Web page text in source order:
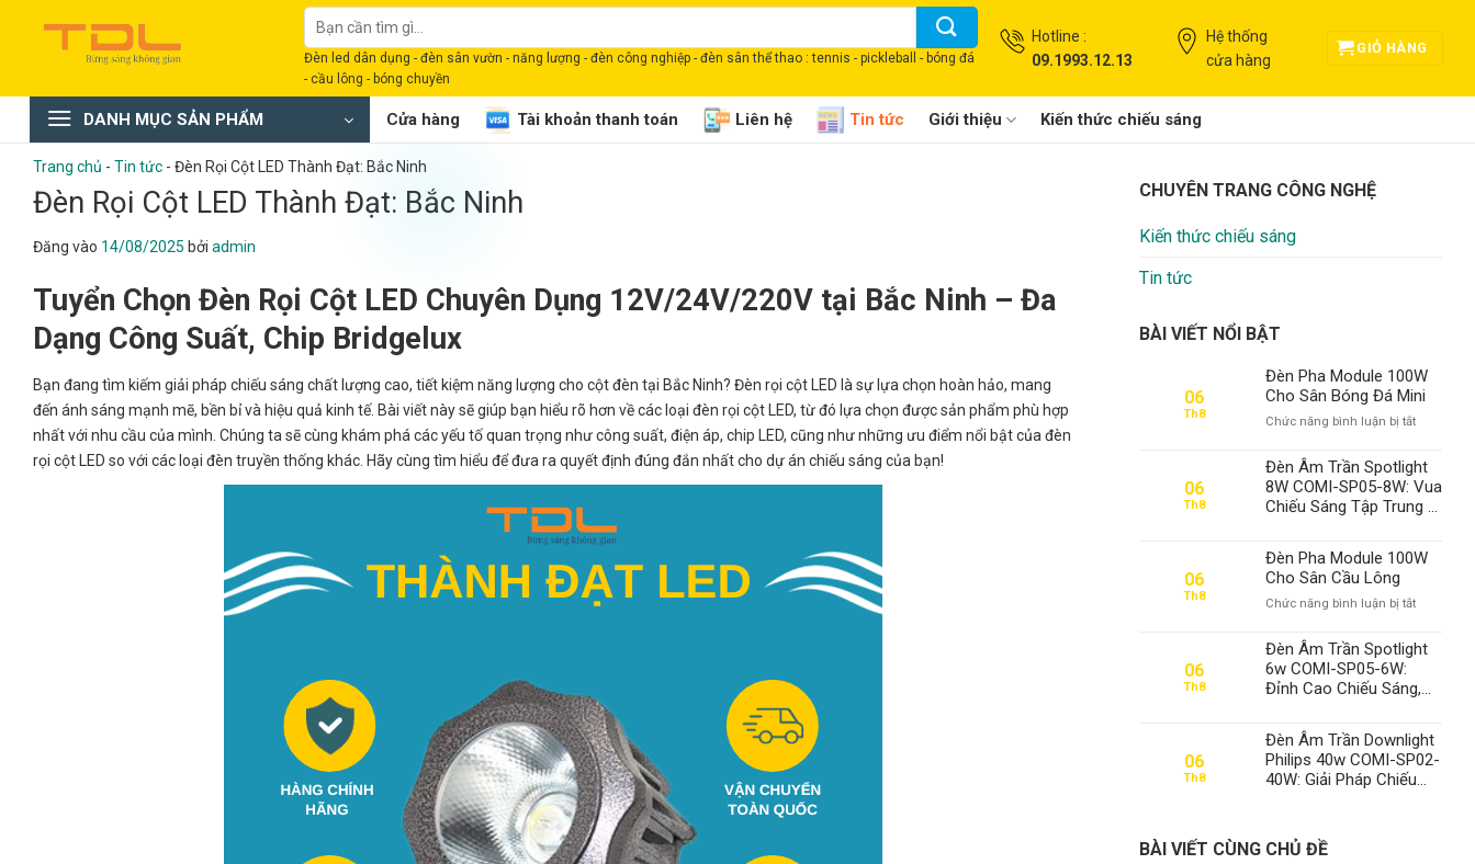
dung
Tìm
kiếm:
Đèn led dân dụng - đèn sân vườn - năng lượng - đèn công nghiệp - đèn sân thể thao : tennis - pickleball - bóng đá
- cầu lông - bóng chuyền
Hotline :
09.1993.12.13
Hệ thống
cửa hàng
GIỎ HÀNG
DANH MỤC SẢN PHẨM Cửa hàng Tài khoản thanh toán Liên hệ Tin tức Giới thiệu Kiến thức chiếu sáng
Trang chủ - Tin tức - Đèn Rọi Cột LED Thành Đạt: Bắc Ninh
Đèn Rọi Cột LED Thành Đạt: Bắc Ninh
Đăng vào 14/08/2025 bởi admin
Tuyển Chọn Đèn Rọi Cột LED Chuyên Dụng 12V/24V/220V tại Bắc Ninh – Đa
Dạng Công Suất, Chip Bridgelux
Bạn đang tìm kiếm giải pháp chiếu sáng chất lượng cao, tiết kiệm năng lượng cho cột đèn tại Bắc Ninh? Đèn rọi cột LED là sự lựa chọn hoàn hảo, mang
đến ánh sáng mạnh mẽ, bền bỉ và hiệu quả kinh tế. Bài viết này sẽ giúp bạn hiểu rõ hơn về các loại đèn rọi cột LED, từ đó lựa chọn được sản phẩm phù hợp
nhất với nhu cầu của mình. Chúng ta sẽ cùng khám phá các yếu tố quan trọng như công suất, điện áp, chip LED, cũng như những ưu điểm nổi bật của đèn
rọi cột LED so với các loại đèn truyền thống khác. Hãy cùng tìm hiểu để đưa ra quyết định đúng đắn nhất cho dự án chiếu sáng của bạn!
CHUYÊN TRANG CÔNG NGHỆ
Kiến thức chiếu sáng
Tin tức
BÀI VIẾT NỔI BẬT
06
Th8
Đèn Pha Module 100W
Cho Sân Bóng Đá Mini
Chức năng bình luận bị tắtở
Pha
Module
100W
Cho
Bóng
06
Th8
Đèn Âm Trần Spotlight
8W COMI-SP05-8W: Vua
Chiếu Sáng Tập Trung –
06
Th8
Đèn Pha Module 100W
Cho Sân Cầu Lông
Chức năng bình luận bị tắtở
Pha
Module
Cho
Cầu
Lông
06
Th8
Đèn Âm Trần Spotlight
6w COMI-SP05-6W:
Đỉnh Cao Chiếu Sáng,
Tại Thanh Đạt LED
06
Th8
Đèn Âm Trần Downlight
Philips 40w COMI-SP02-
40W: Giải Pháp Chiếu
BÀI VIẾT CÙNG CHỦ ĐỀ